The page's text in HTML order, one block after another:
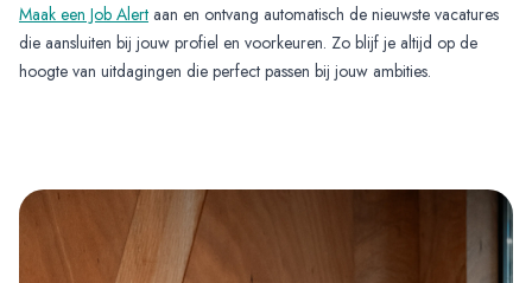
Maak een Job Alert aan en ontvang automatisch de nieuwste vacatures
die aansluiten bij jouw profiel en voorkeuren. Zo blijf je altijd op de
hoogte van uitdagingen die perfect passen bij jouw ambities.